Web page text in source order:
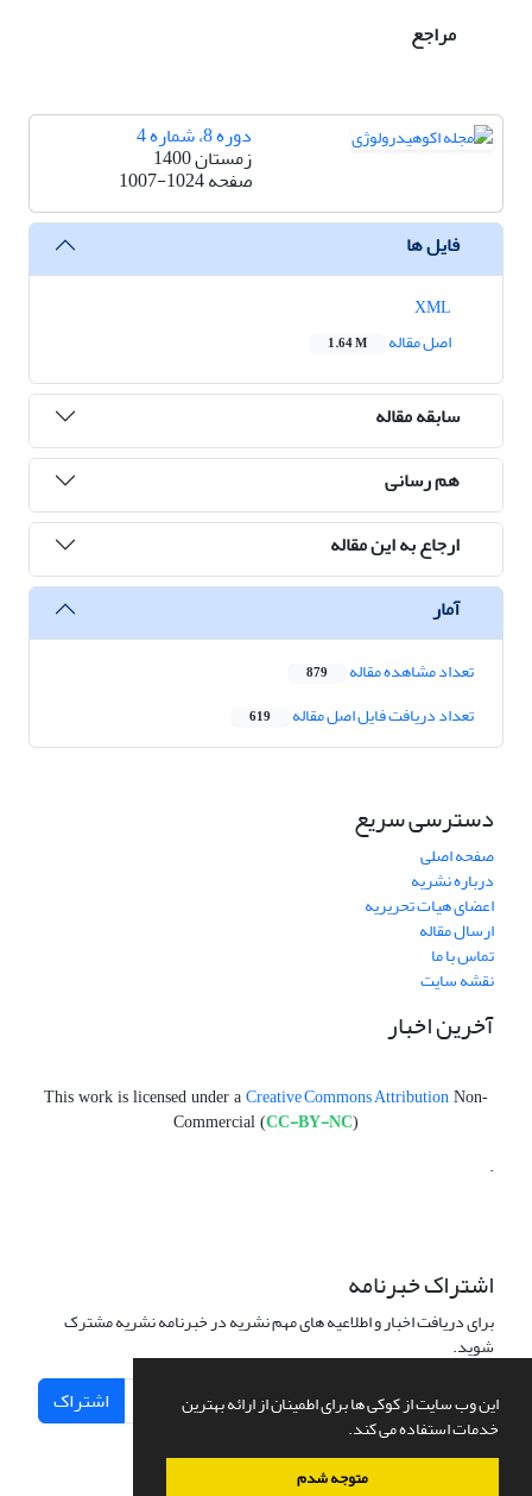
این وب سایت از کوکی ها برای اطمینان از ارائه بهترین
خدمات استفاده می کند.
متوجه شدم
مراجع
دوره 8، شماره 4
زمستان 1400
صفحه1007-1024
فایل ها
اصل مقاله
1.64 M
سابقه مقاله
هم رسانی
ارجاع به این مقاله
آمار
تعداد مشاهده مقاله 879
تعداد دریافت فایل اصل مقاله 619
دسترسی سریع
صفحه اصلی
درباره نشریه
اعضای هیات تحریریه
ارسال مقاله
تماس با ما
نقشه سایت
آخرین اخبار
This work is licensed under a Creative Commons Attribution Non-
Commercial (CC-BY-NC)
.
اشتراک خبرنامه
برای دریافت اخبار و اطلاعیه های مهم نشریه در خبرنامه نشریه مشترک
شوید.
اشتراک